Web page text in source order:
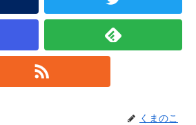
くまのこ